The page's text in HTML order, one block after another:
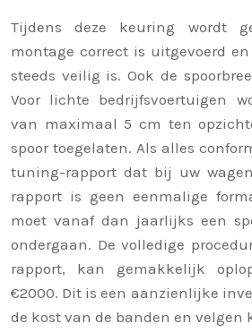
Tijdens deze keuring wordt
montage correct is uitgevoerd
steeds veilig is. Ook de
Voor lichte bedrijfsvoertuigen
van maximaal 5 cm ten
spoor toegelaten. Als alles
tuning-rapport dat bij uw
rapport is geen eenmalige
moet vanaf dan jaarlijks een
ondergaan. De volledige
rapport, kan gemakkelijk
€2000. Dit is een aanzienlijke
de kost van de banden en velgen